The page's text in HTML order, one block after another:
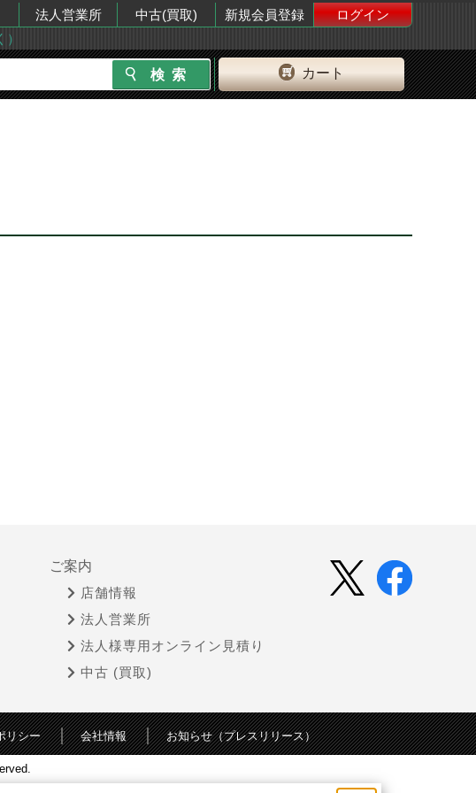
法人営業所 中古(買取) 新規会員登録
ログイン
カート
ご案内
店舗情報
法人営業所
法人様専用オンライン見積り
中古 (買取)
リシー 会社情報 お知らせ（プレスリリース）